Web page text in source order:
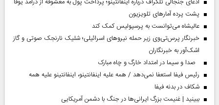
پشت پرده آمارهای تلویزیون
عالیشاه می‌توانست به پرسپولیس کمک کند
خبرنگار پرس‌تی‌وی زیر حمله نیروهای اسرائیلی؛ شلیک نارنجک صوتی و گاز
اشک‌آور به خبرنگاران
صدا و سیما در امتداد خارگ و چاه مبارک
رئیس فیفا استعفا نمی‌دهد / همه علیه اینفانتینو، اینفانتینو علیه همه
شکاف در بدنه فیفا
ببینید | غنیمت بزرگ ایرانی‌ها در جنگ با دشمن آمریکایی